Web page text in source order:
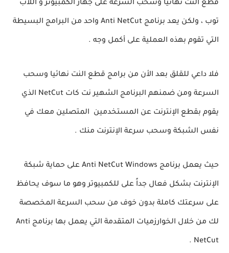
قطع النت نهائيا وسحب السرعة على جهاز الكمبيوتر و اللاب
توب ، ولكن يعد برنامج Anti NetCut واحد من البرامج البسيطة
التي تقوم بهذه العملية على أكمل وجه .
فلا داعي للقلق بعد الأن من برامج قطع النت نهائيا وسحب
السرعة ومن ضمنهم البرنامج الشهير نت كات NetCut الذي
يقوم بقطع الإنترنت عن المستخدمين المتصلين معك في
نفس الشبكة وسحب سرعة الإنترنت منك .
حيث يعمل برنامج Anti NetCut Windows على حماية شبكة
الإنترنت بشكل فعال جداً على للكمبيوتر وهو ما سوف يحافظ
على سرعتك كاملة بدون خوف من سحب السرعة المخصصة
لك من خلال الخوارزميات المتقدمة التي يعمل بها برنامج Anti
NetCut .